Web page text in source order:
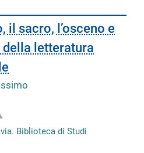
il sacro, l’osceno e
letteratura
Biblioteca di Studi